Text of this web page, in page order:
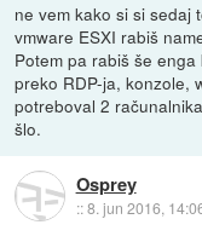
ne vem kako si si sedaj
vmware ESXI rabiš
Potem pa rabiš še
preko RDP-ja, konzole,
potreboval 2
šlo.
Osprey
::8. jun 2016,